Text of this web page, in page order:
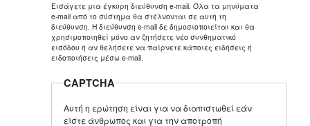
Εισάγετε μια έγκυρη διεύθυνση e-mail. Όλα τα μηνύματα
e-mail από το σύστημα θα στέλνονται σε αυτή τη
διεύθυνση. Η διεύθυνση e-mail δε δημοσιοποιείται και θα
χρησιμοποιηθεί μόνο αν ζητήσετε νέο συνθηματικό
εισόδου ή αν θελήσετε να παίρνετε κάποιες ειδήσεις ή
ειδοποιήσεις μέσω e-mail.
CAPTCHA
Αυτή η ερώτηση είναι για να διαπιστωθεί εάν
είστε άνθρωπος και για την αποτροπή